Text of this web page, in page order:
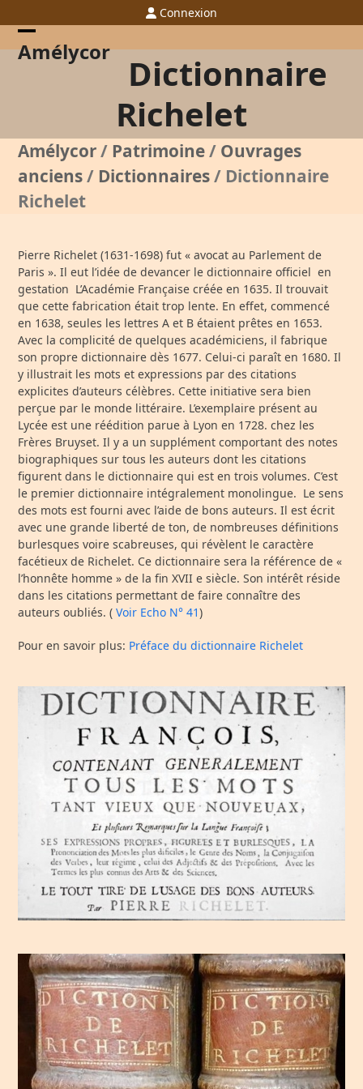
to
content
Connexion
Amélycor
Open
Close
Dictionnaire
Richelet
Amélycor/ Patrimoine/ Ouvrages
anciens/ Dictionnaires/ Dictionnaire
Richelet
Pierre Richelet (1631-1698) fut « avocat au Parlement de
Paris ». Il eut l’idée de devancer le dictionnaire officiel en
gestation L’Académie Française créée en 1635. Il trouvait
que cette fabrication était trop lente. En effet, commencé
en 1638, seules les lettres A et B étaient prêtes en 1653.
Avec la complicité de quelques académiciens, il fabrique
son propre dictionnaire dès 1677. Celui-ci paraît en 1680. Il
y illustrait les mots et expressions par des citations
explicites d’auteurs célèbres. Cette initiative sera bien
perçue par le monde littéraire. L’exemplaire présent au
Lycée est une réédition parue à Lyon en 1728. chez les
Frères Bruyset. Il y a un supplément comportant des notes
biographiques sur tous les auteurs dont les citations
figurent dans le dictionnaire qui est en trois volumes. C’est
le premier dictionnaire intégralement monolingue. Le sens
des mots est fourni avec l’aide de bons auteurs. Il est écrit
avec une grande liberté de ton, de nombreuses définitions
burlesques voire scabreuses, qui révèlent le caractère
facétieux de Richelet. Ce dictionnaire sera la référence de «
l’honnête homme » de la fin XVIIe siècle. Son intérêt réside
dans les citations permettant de faire connaître des
auteurs oubliés. (Voir Echo N° 41)
Pour en savoir plus: Préface du dictionnaire Richelet